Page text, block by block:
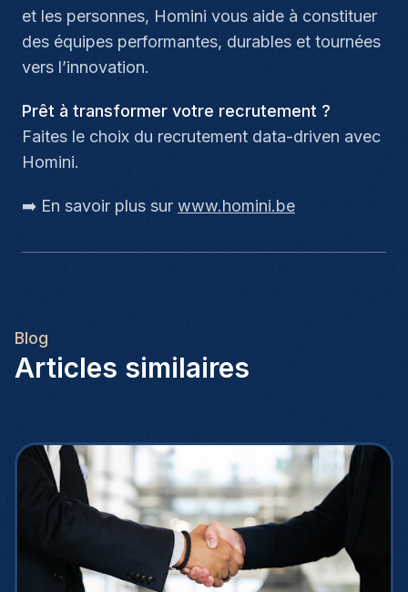
et les personnes, Homini vous aide à constituer
des équipes performantes, durables et tournées
vers l’innovation.
Prêt à transformer votre recrutement ?
Faites le choix du recrutement data-driven avec
Homini.
➡️ En savoir plus sur www.homini.be
Blog
Articles similaires